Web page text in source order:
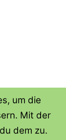
um die
Mit der
dem zu.